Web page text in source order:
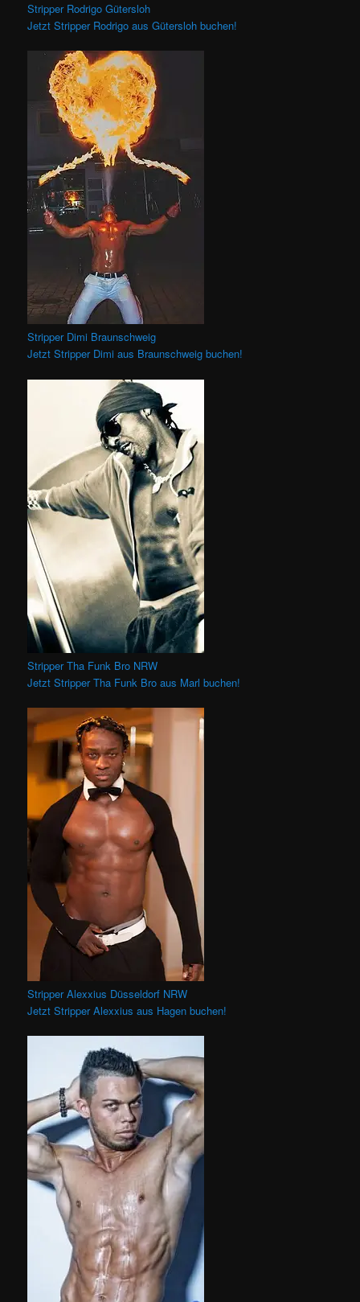
Stripper Rodrigo Gütersloh
Jetzt Stripper Rodrigo aus Gütersloh buchen!
Stripper Dimi Braunschweig
Jetzt Stripper Dimi aus Braunschweig buchen!
Stripper Tha Funk Bro NRW
Jetzt Stripper Tha Funk Bro aus Marl buchen!
Stripper Alexxius Düsseldorf NRW
Jetzt Stripper Alexxius aus Hagen buchen!